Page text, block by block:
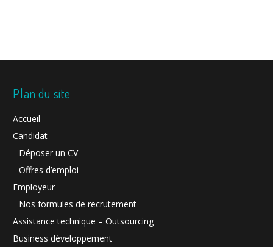
Plan du site
Accueil
Candidat
Déposer un CV
Offres d’emploi
Employeur
Nos formules de recrutement
Assistance technique – Outsourcing
Business développement